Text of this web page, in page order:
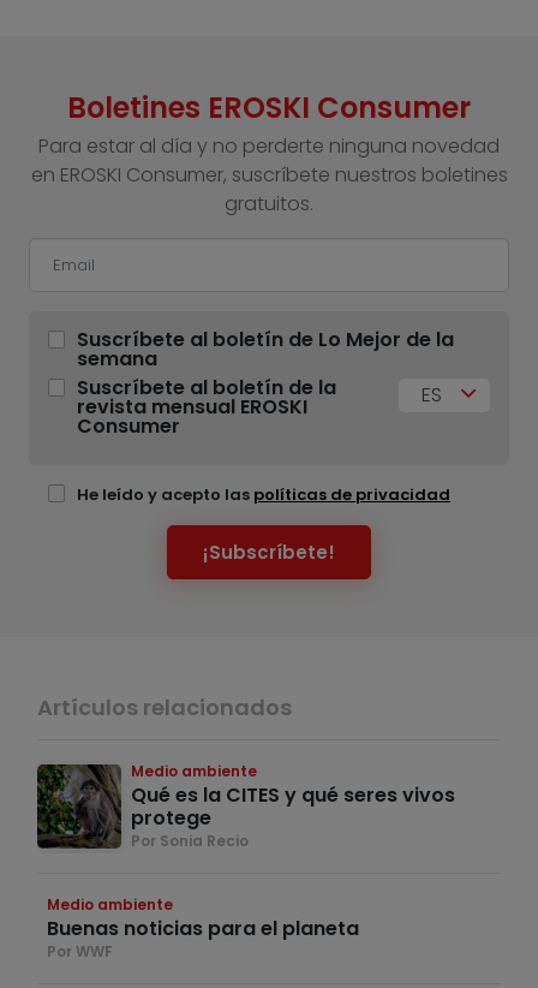
Boletines EROSKI Consumer
Para estar al día y no perderte ninguna novedad
en EROSKI Consumer, suscríbete nuestros boletines
gratuitos.
Suscríbete al boletín de Lo Mejor de la
semana
Suscríbete al boletín de la
revista mensual EROSKI
Consumer
ES
He leído y acepto las políticas de privacidad
¡Subscríbete!
Artículos relacionados
Medio ambiente
Qué es la CITES y qué seres vivos
protege
Por Sonia Recio
Medio ambiente
Buenas noticias para el planeta
Por WWF